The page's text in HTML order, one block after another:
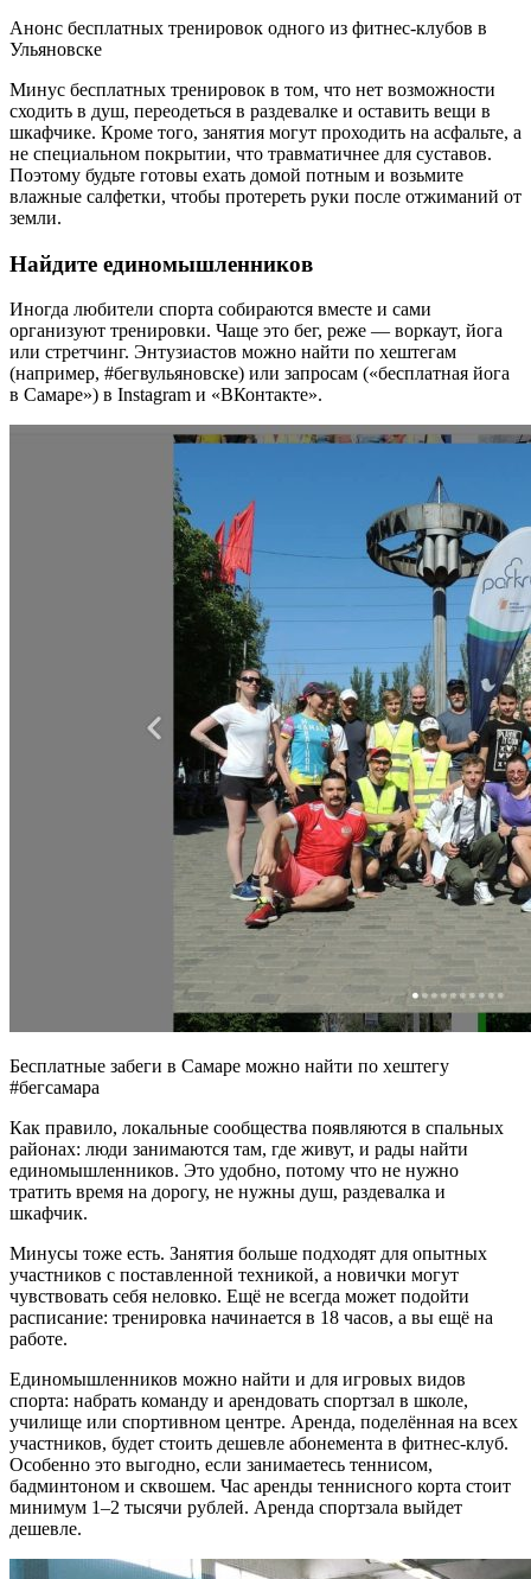
Анонс бесплатных тренировок одного из фитнес-клубов в
Ульяновске
Минус бесплатных тренировок в том, что нет возможности
сходить в душ, переодеться в раздевалке и оставить вещи в
шкафчике. Кроме того, занятия могут проходить на асфальте, а
не специальном покрытии, что травматичнее для суставов.
Поэтому будьте готовы ехать домой потным и возьмите
влажные салфетки, чтобы протереть руки после отжиманий от
земли.
Найдите единомышленников
Иногда любители спорта собираются вместе и сами
организуют тренировки. Чаще это бег, реже — воркаут, йога
или стретчинг. Энтузиастов можно найти по хештегам
(например, #бегвульяновске) или запросам («бесплатная йога
в Самаре») в Instagram и «ВКонтакте».
Бесплатные забеги в Самаре можно найти по хештегу
#бегсамара
Как правило, локальные сообщества появляются в спальных
районах: люди занимаются там, где живут, и рады найти
единомышленников. Это удобно, потому что не нужно
тратить время на дорогу, не нужны душ, раздевалка и
шкафчик.
Минусы тоже есть. Занятия больше подходят для опытных
участников с поставленной техникой, а новички могут
чувствовать себя неловко. Ещё не всегда может подойти
расписание: тренировка начинается в 18 часов, а вы ещё на
работе.
Единомышленников можно найти и для игровых видов
спорта: набрать команду и арендовать спортзал в школе,
училище или спортивном центре. Аренда, поделённая на всех
участников, будет стоить дешевле абонемента в фитнес-клуб.
Особенно это выгодно, если занимаетесь теннисом,
бадминтоном и сквошем. Час аренды теннисного корта стоит
минимум 1–2 тысячи рублей. Аренда спортзала выйдет
дешевле.